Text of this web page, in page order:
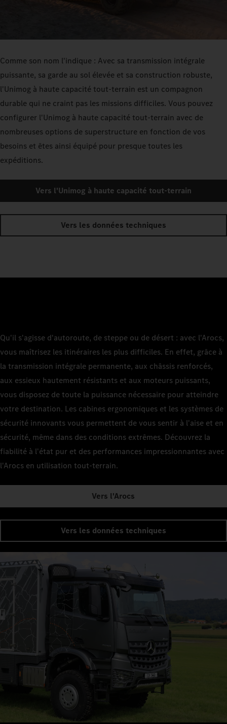
Comme son nom l'indique : Avec sa transmission intégrale
puissante, sa garde au sol élevée et sa construction robuste,
l'Unimog à haute capacité tout-terrain est un compagnon
durable qui ne craint pas les missions difficiles. Vous pouvez
configurer l'Unimog à haute capacité tout-terrain avec de
nombreuses options de superstructure en fonction de vos
besoins et êtes ainsi équipé pour presque toutes les
expéditions.
Vers l'Unimog à haute capacité tout-terrain
Vers les données techniques
Qu'il s'agisse d'autoroute, de steppe ou de désert : avec l'Arocs,
vous maîtrisez les itinéraires les plus difficiles. En effet, grâce à
la transmission intégrale permanente, aux châssis renforcés,
aux essieux hautement résistants et aux moteurs puissants,
vous disposez de toute la puissance nécessaire pour atteindre
votre destination. Les cabines ergonomiques et les systèmes de
sécurité innovants vous permettent de vous sentir à l'aise et en
sécurité, même dans des conditions extrêmes. Découvrez la
fiabilité à l'état pur et des performances impressionnantes avec
l'Arocs en utilisation tout-terrain.
Vers l'Arocs
Vers les données techniques